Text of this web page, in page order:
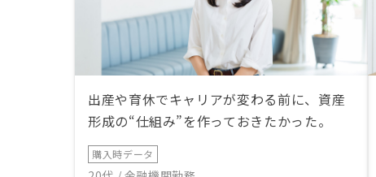
出産や育休でキャリアが変わる前に、資産
形成の“仕組み”を作っておきたかった。
購入時データ